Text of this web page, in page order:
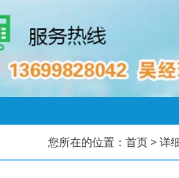
您所在的位置： 首页> 详